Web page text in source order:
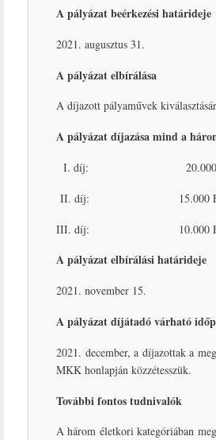
A pályázat beérkezési határideje
2021. augusztus 31.
A pályázat elbírálása
A díjazott pályaművek
A pályázat díjazása mind a
I. díj: 20.000 Ft
II. díj: 15.000 Ft
III. díj: 10.000 Ft
A pályázat elbírálási határideje
2021. november 15.
A pályázat díjátadó várható
2021. december, a díjazottak a
MKK honlapján közzétesszük.
További fontos tudnivalók
A három életkori kategóriában